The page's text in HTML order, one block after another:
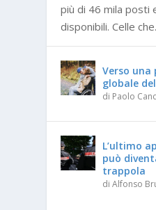
più di 46 mila posti
disponibili. Celle
Verso una
globale
di Paolo
L’ultimo
può
trappola
diAlfonso